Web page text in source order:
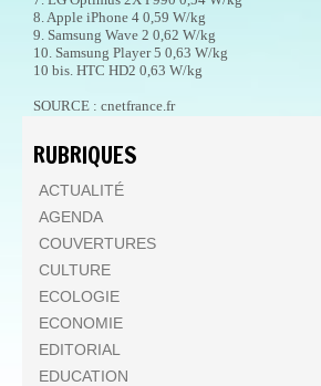
8. Apple iPhone 4 0,59 W/kg
9. Samsung Wave 2 0,62 W/kg
10. Samsung Player 5 0,63 W/kg
10 bis. HTC HD2 0,63 W/kg
SOURCE : cnetfrance.fr
RUBRIQUES
ACTUALITÉ
AGENDA
COUVERTURES
CULTURE
ECOLOGIE
ECONOMIE
EDITORIAL
EDUCATION